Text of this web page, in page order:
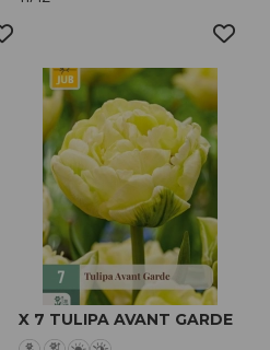
X 7 TULIPA AVANT GARDE